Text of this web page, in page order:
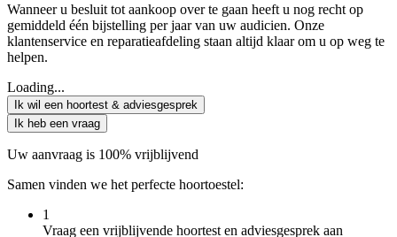
Wanneer u besluit tot aankoop over te gaan heeft u nog recht op
gemiddeld één bijstelling per jaar van uw audicien. Onze
klantenservice en reparatieafdeling staan altijd klaar om u op weg te
helpen.
Loading...
Ik wil een hoortest & adviesgesprek
Ik heb een vraag
Uw aanvraag is 100% vrijblijvend
Samen vinden we het perfecte hoortoestel:
1
Vraag een vrijblijvende hoortest en adviesgesprek aan